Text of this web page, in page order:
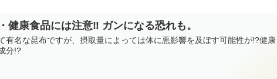
健康食品には注意‼ ガンになる恐れも。
有名な昆布ですが、摂取量によっては体に悪影響を及ぼす可能性が!?健康
分!?